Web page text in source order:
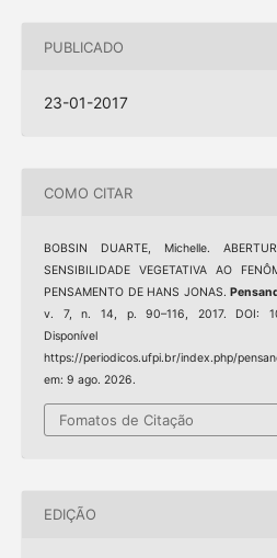
PUBLICADO
23-01-2017
COMO CITAR
BOBSIN DUARTE, Michelle.
SENSIBILIDADE VEGETATIVA AO
PENSAMENTO DE HANS JONAS.
v. 7, n. 14, p. 90–116, 2017. DOI:
https://periodicos.ufpi.br/index.php/
em: 9 ago. 2026.
Fomatos de Citação
EDIÇÃO